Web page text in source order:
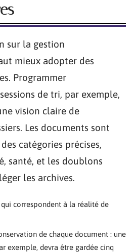
sur la gestion
mieux adopter des
Programmer
de tri, par exemple,
vision claire de
Les documents sont
catégories précises,
santé, et les doublons
les archives.
correspondent à la réalité de
de chaque document : une
exemple, devra être gardée cinq